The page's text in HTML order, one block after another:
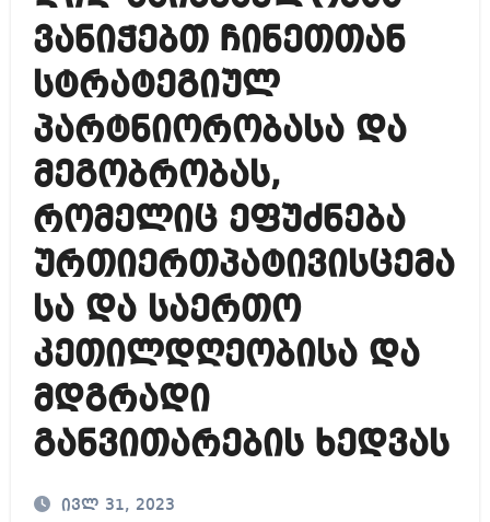
ვანიჭებთ ჩინეთთან
სტრატეგიულ
პარტნიორობასა და
მეგობრობას,
რომელიც ეფუძნება
ურთიერთპატივისცემა
სა და საერთო
კეთილდღეობისა და
მდგრადი
განვითარების ხედვას
ივლ 31, 2023